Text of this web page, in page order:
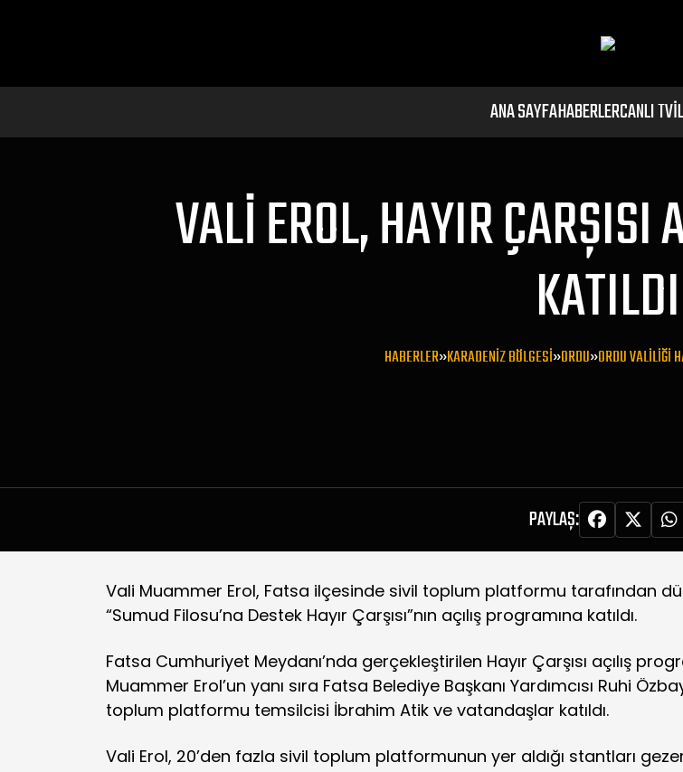
ANA SAYFAHABERLERCANLI TV
VALI EROL, HAYIR ÇARŞISI
KATILDI
HABERLER»KARADENIZ BÖLGESI»ORDU»ORDU VALILIĞI
PAYLAŞ:
Vali Muammer Erol, Fatsa ilçesinde sivil toplum platformu tarafından
“Sumud Filosu’na Destek Hayır Çarşısı”nın açılış programına katıldı.
Fatsa Cumhuriyet Meydanı’nda gerçekleştirilen Hayır Çarşısı açılış
Muammer Erol’un yanı sıra Fatsa Belediye Başkanı Yardımcısı Ruhi
toplum platformu temsilcisi İbrahim Atik ve vatandaşlar katıldı.
Vali Erol, 20’den fazla sivil toplum platformunun yer aldığı stantları